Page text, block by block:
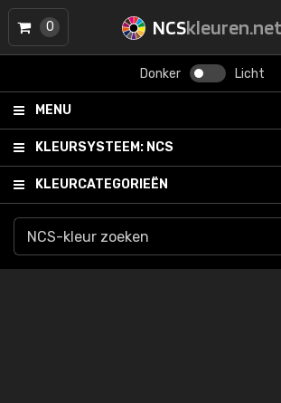
NCSkleuren.net
Donker Licht
MENU
KLEURSYSTEEM: NCS
KLEURCATEGORIEËN
0